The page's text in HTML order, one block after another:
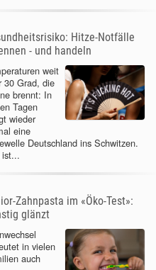
Hitze-Notfälle
- und handeln
weit
30 Grad, die
brennt: In
Tagen
wieder
eine
Deutschland ins Schwitzen.
ist...
Zahnpasta im «Öko-Test»:
glänzt
in vielen
auch